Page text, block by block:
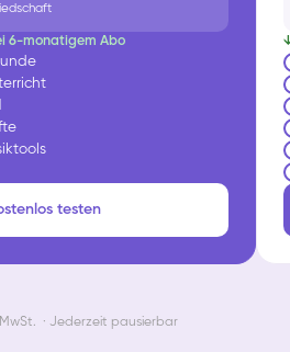
6-monatigem Abo
testen
MwSt. · Jederzeit pausierbar